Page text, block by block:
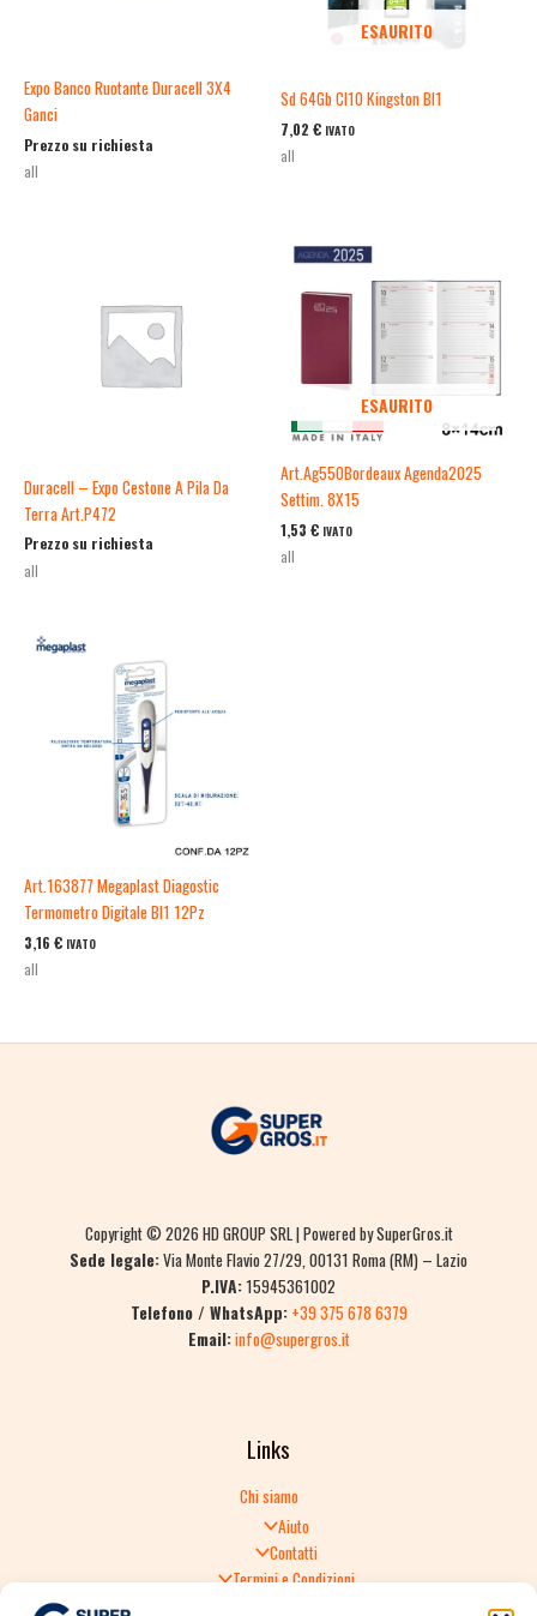
Expo Banco Ruotante Duracell 3X4
Ganci
Prezzo su richiesta
all
ESAURITO
Sd 64Gb Cl10 Kingston Bl1
7,02 € IVATO
all
Duracell – Expo Cestone A Pila Da
Terra Art.P472
Prezzo su richiesta
all
ESAURITO
Art.Ag550Bordeaux Agenda2025
Settim. 8X15
1,53 € IVATO
all
Art.163877 Megaplast Diagostic
Termometro Digitale Bl1 12Pz
3,16 € IVATO
all
Copyright © 2026 HD GROUP SRL | Powered by SuperGros.it
Sede legale:Via Monte Flavio 27/29, 00131 Roma (RM) – Lazio
P.IVA:15945361002
Telefono / WhatsApp: +39 375 678 6379
Email:info@supergros.it
Links
Chi siamo
Aiuto
Contatti
Termini e Condizioni